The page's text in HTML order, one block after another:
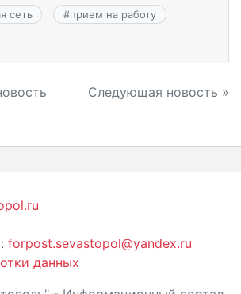
сеть #прием на работу
Следующая новость »
forpost.sevastopol@yandex.ru
данных